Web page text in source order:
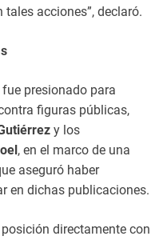
acciones”, declaró.
presionado para
figuras públicas,
y los
, en el marco de una
aseguró haber
en dichas publicaciones.
directamente con